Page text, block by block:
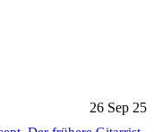
26 Sep 25